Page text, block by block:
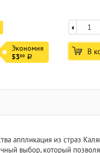
Экономия
5300 a
В
аппликация из страз
выбор, который